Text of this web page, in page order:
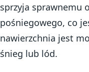
sprzyja sprawnemu
pośniegowego, co
nawierzchnia jest
śnieg lub lód.